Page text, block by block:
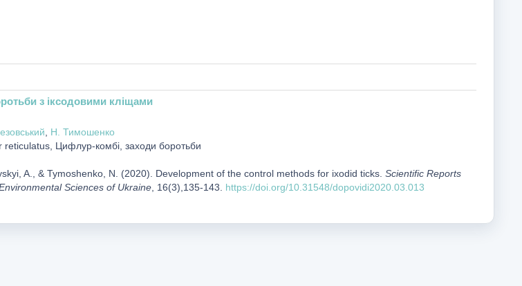
з іксодовими кліщами
Н. Тимошенко
reticulatus, Цифлур-комбі, заходи боротьби
A., & Tymoshenko, N. (2020). Development of the control methods for ixodid ticks. Scientific Reports
Sciences of Ukraine, 16(3),135-143. https://doi.org/10.31548/dopovidi2020.03.013